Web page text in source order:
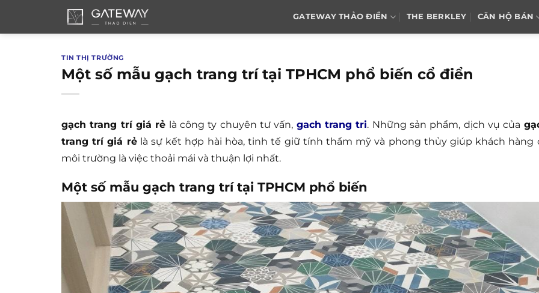
GATEWAY THẢO ĐIỀN THE BERKLEY CĂN HỘ BÁN
TIN THỊ TRƯỜNG
Một số mẫu gạch trang trí tại TPHCM phổ biến cổ điển
gạch trang trí giá rẻ là công ty chuyên tư vấn, gach trang tri. Những sản phẩm, dịch vụ của
trang trí giá rẻlà sự kết hợp hài hòa, tinh tế giữ tính thẩm mỹ và phong thủy giúp khách hàng
môi trường là việc thoải mái và thuận lợi nhất.
Một số mẫu gạch trang trí tại TPHCM phổ biến